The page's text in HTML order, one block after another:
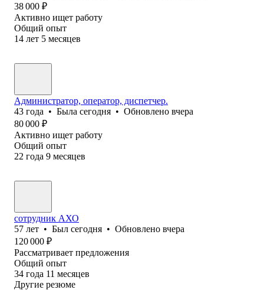
38 000 ₽
Активно ищет работу
Общий опыт
14 лет 5 месяцев
Администратор, оператор, диспетчер.
43 года • Была сегодня • Обновлено вчера
80 000 ₽
Активно ищет работу
Общий опыт
22 года 9 месяцев
сотрудник АХО
57 лет • Был сегодня • Обновлено вчера
120 000 ₽
Рассматривает предложения
Общий опыт
34 года 11 месяцев
Другие резюме